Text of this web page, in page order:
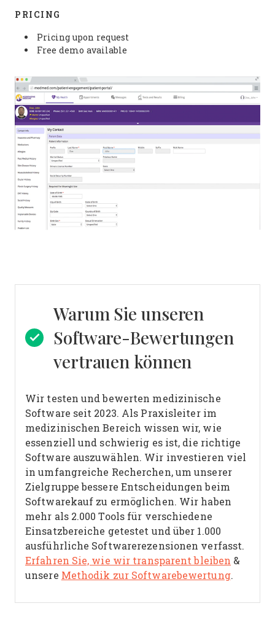
PRICING
Pricing upon request
Free demo available
Warum Sie unseren
Software-Bewertungen
vertrauen können
Wir testen und bewerten medizinische
Software seit 2023. Als Praxisleiter im
medizinischen Bereich wissen wir, wie
essenziell und schwierig es ist, die richtige
Software auszuwählen. Wir investieren viel
in umfangreiche Recherchen, um unserer
Zielgruppe bessere Entscheidungen beim
Softwarekauf zu ermöglichen. Wir haben
mehr als 2.000 Tools für verschiedene
Einsatzbereiche getestet und über 1.000
ausführliche Softwarerezensionen verfasst.
Erfahren Sie, wie wir transparent bleiben &
unsere Methodik zur Softwarebewertung.